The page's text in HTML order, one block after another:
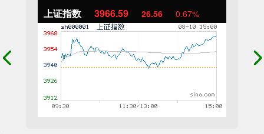
上证指数 3966.59 26.56 0.67%